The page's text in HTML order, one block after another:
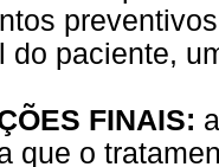
do paciente,
FINAIS:
que o